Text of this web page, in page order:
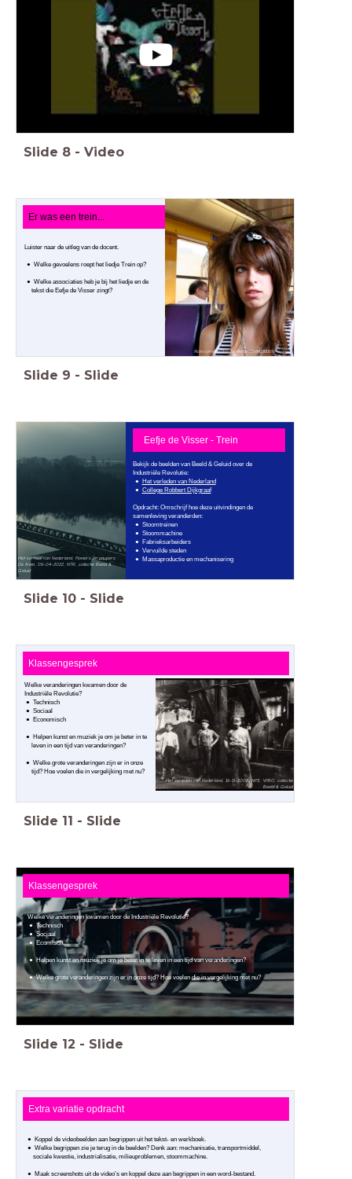
Slide 8 - Video
Er was een trein...
Luister naar de uitleg van de docent.
Welke gevoelens roept het liedje Trein op?
Welke associaties heb je bij het liedje en de
tekst die Eefje de Visser zingt?
flickr.com/photos/battlefan/2954288169/
Slide 9 - Slide
Bekijk de beelden van Beeld & Geluid over de
Industriële Revolutie:
Het verleden van Nederland
College Robbert Dijkgraaf
Opdracht: Omschrijf hoe deze uitvindingen de
samenleving veranderden:
Stoomtreinen
Stoommachine
Fabrieksarbeiders
Vervuilde steden
Massaproductie en mechanisering
Eefje de Visser - Trein
Het verhaal van Nederland, Pioniers en paupers:
De trein, 06-04-2022, NTR, collectie Beeld &
Geluid
Slide 10 - Slide
Klassengesprek
Welke veranderingen kwamen door de
Industriële Revolutie?
Technisch
Sociaal
Economisch
Helpen kunst en muziek je om je beter in te
leven in een tijd van veranderingen?
Welke grote veranderingen zijn er in onze
tijd? Hoe voelen die in vergelijking met nu?
Het Verleden van Nederland, 16-11-2008, NPS, VPRO, collectie
Beeld & Geluid
Slide 11 - Slide
Klassengesprek
Welke veranderingen kwamen door de Industriële Revolutie?
Technisch
Sociaal
Ecomisch
Helpen kunst en muziek je om je beter in te leven in een tijd van veranderingen?
Welke grote veranderingen zijn er in onze tijd? Hoe voelen die in vergelijking met nu?
Slide 12 - Slide
Extra variatie opdracht
Koppel de videobeelden aan begrippen uit het tekst- en werkboek.
Welke begrippen zie je terug in de beelden? Denk aan: mechanisatie, transportmiddel,
sociale kwestie, industrialisatie, milieuproblemen, stoommachine.
Maak screenshots uit de video’s en koppel deze aan begrippen in een word-bestand.